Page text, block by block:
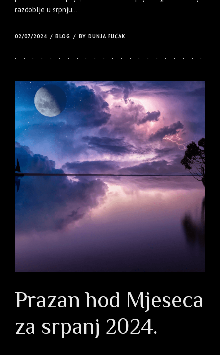
razdoblje u srpnju...
02/07/2024 BLOG BY DUNJA FUĆAK
Prazan hod Mjeseca
za srpanj 2024.